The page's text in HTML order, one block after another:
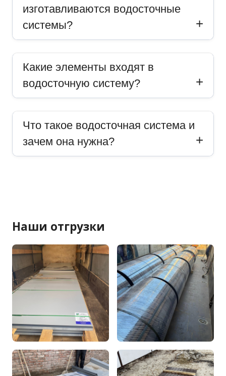
изготавливаются водосточные
системы?
Какие элементы входят в
водосточную систему?
Что такое водосточная система и
зачем она нужна?
Наши отгрузки